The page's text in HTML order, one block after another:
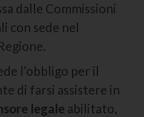
dalle Commissioni
con sede nel
l’obbligo per il
di farsi assistere in
legale abilitato,